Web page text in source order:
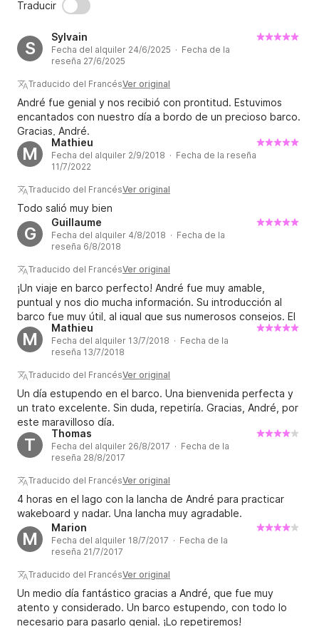
Traducir
S
Sylvain
Fecha del alquiler 24/6/2025 · Fecha de la
reseña 27/6/2025
Traducido del FrancésVer original
André fue genial y nos recibió con prontitud. Estuvimos
encantados con nuestro día a bordo de un precioso barco.
Gracias, André.
M
Mathieu
Fecha del alquiler 2/9/2018 · Fecha de la reseña
11/7/2022
Traducido del FrancésVer original
Todo salió muy bien
G
Guillaume
Fecha del alquiler 4/8/2018 · Fecha de la
reseña 6/8/2018
Traducido del FrancésVer original
¡Un viaje en barco perfecto! André fue muy amable,
puntual y nos dio mucha información. Su introducción al
barco fue muy útil, al igual que sus numerosos consejos. El
barco está impecable, perfecto para remolcar una tabla de
wakeboard y disfrutar del magnífico Lago du Bourget. Lo
recomiendo sin duda ;) Guillaume.
M
Mathieu
Fecha del alquiler 13/7/2018 · Fecha de la
reseña 13/7/2018
Traducido del FrancésVer original
Un día estupendo en el barco. Una bienvenida perfecta y
un trato excelente. Sin duda, repetiría. Gracias, André, por
este maravilloso día.
T
Thomas
Fecha del alquiler 26/8/2017 · Fecha de la
reseña 28/8/2017
Traducido del FrancésVer original
4 horas en el lago con la lancha de André para practicar
wakeboard y nadar. Una lancha muy agradable.
M
Marion
Fecha del alquiler 18/7/2017 · Fecha de la
reseña 21/7/2017
Traducido del FrancésVer original
Un medio día fantástico gracias a André, que fue muy
atento y considerado. Un barco estupendo, con todo lo
necesario para pasarlo genial. ¡Lo repetiremos!